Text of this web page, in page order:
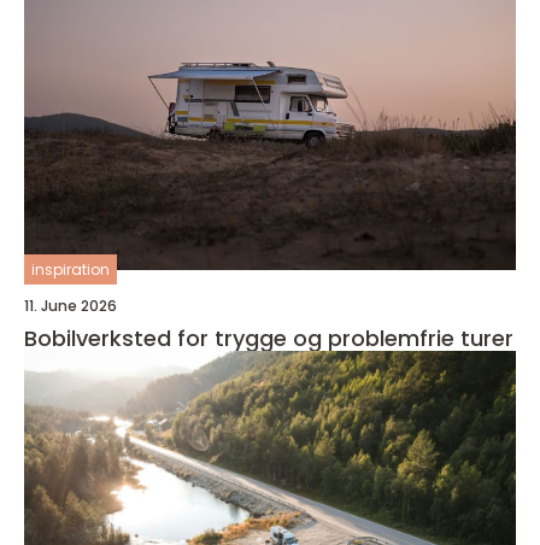
inspiration
11. June 2026
Bobilverksted for trygge og problemfrie turer